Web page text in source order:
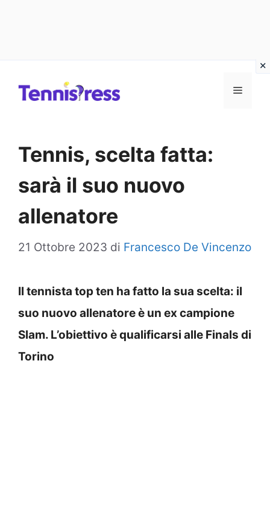
MENU
Tennis, scelta fatta:
sarà il suo nuovo
allenatore
21 Ottobre 2023 di Francesco De Vincenzo
Il tennista top ten ha fatto la sua scelta: il
suo nuovo allenatore è un ex campione
Slam. L’obiettivo è qualificarsi alle Finals di
Torino